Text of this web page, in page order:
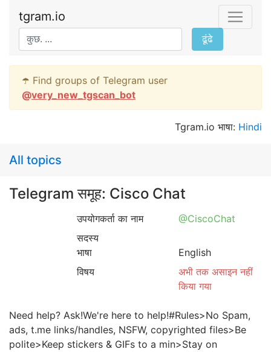
tgram.io
ढूंढे
☂️ Find groups of Telegram user
@very_new_tgscan_bot
Tgram.io भाषा: Hindi
All topics
Telegram समूह: Cisco Chat
उपयोगकर्ता का नाम
@CiscoChat
सदस्य
भाषा
English
विषय
अभी तक असाइन नहीं
किया गया
Need help? Ask!We're here to help!#Rules>No Spam,
ads, t.me links/handles, NSFW, copyrighted files>Be
polite>Keep stickers & GIFs to a min>Stay on